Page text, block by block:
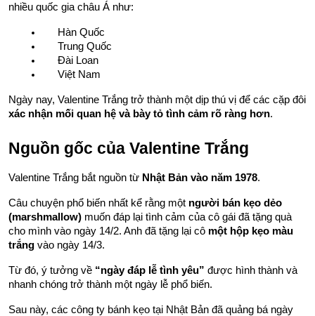
nhiều quốc gia châu Á như:
Hàn Quốc
Trung Quốc
Đài Loan
Việt Nam
xác nhận mối quan hệ và bày tỏ tình cảm rõ ràng hơn.
Nguồn gốc của Valentine Trắng
Valentine Trắng bắt nguồn từ Nhật Bản vào năm 1978.
Câu chuyện phổ biến nhất kể rằng một người bán kẹo dẻo
(marshmallow) muốn đáp lại tình cảm của cô gái đã tặng quà
cho mình vào ngày 14/2. Anh đã tặng lại cô một hộp kẹo màu
trắng vào ngày 14/3.
Từ đó, ý tưởng về “ngày đáp lễ tình yêu” được hình thành và
nhanh chóng trở thành một ngày lễ phổ biến.
Sau này, các công ty bánh kẹo tại Nhật Bản đã quảng bá ngày